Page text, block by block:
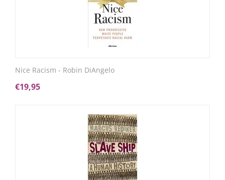
Nice Racism - Robin DiAngelo
€19,95